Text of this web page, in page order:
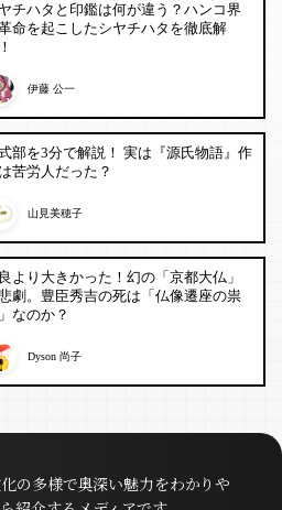
チハタと印鑑は何が違う？ハンコ界
命を起こしたシヤチハタを徹底解
伊藤 公一
部を3分で解説！ 実は『源氏物語』作
苦労人だった？
山見美穂子
より大きかった！幻の「京都大仏」
劇。豊臣秀吉の死は「仏像遷座の祟
なのか？
Dyson 尚子
の多様で奥深い魅力をわかりや